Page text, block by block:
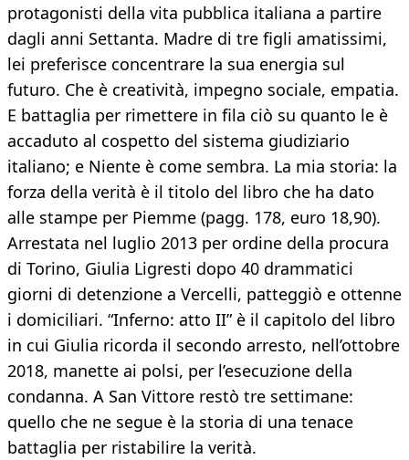
protagonisti della vita pubblica italiana a partire
dagli anni Settanta. Madre di tre figli amatissimi,
lei preferisce concentrare la sua energia sul
futuro. Che è creatività, impegno sociale, empatia.
E battaglia per rimettere in fila ciò su quanto le è
accaduto al cospetto del sistema giudiziario
italiano; e Niente è come sembra. La mia storia: la
forza della verità è il titolo del libro che ha dato
alle stampe per Piemme (pagg. 178, euro 18,90).
Arrestata nel luglio 2013 per ordine della procura
di Torino, Giulia Ligresti dopo 40 drammatici
giorni di detenzione a Vercelli, patteggiò e ottenne
i domiciliari. “Inferno: atto II” è il capitolo del libro
in cui Giulia ricorda il secondo arresto, nell’ottobre
2018, manette ai polsi, per l’esecuzione della
condanna. A San Vittore restò tre settimane:
quello che ne segue è la storia di una tenace
battaglia per ristabilire la verità.